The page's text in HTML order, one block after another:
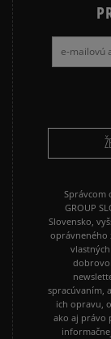
Správcom
GROUP
Slovensko,
oprávneného
spracúvaním,
ich opravu,
ako aj právo